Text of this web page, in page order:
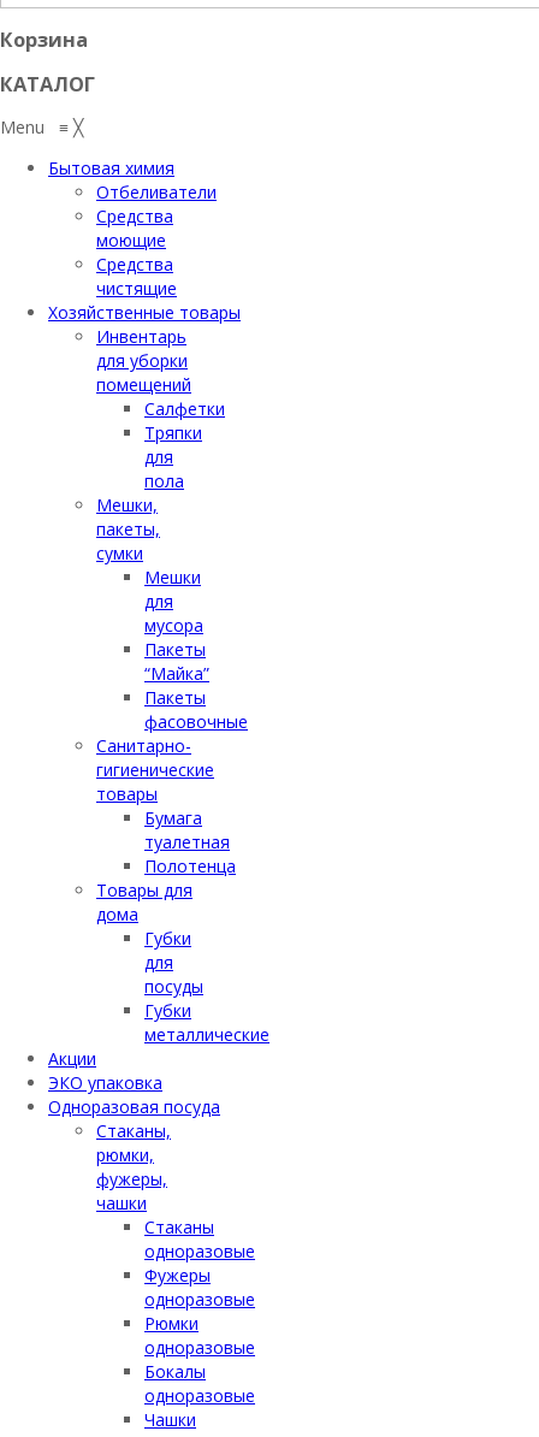
Корзина
КАТАЛОГ
Menu ≡ ╳
Бытовая химия
Отбеливатели
Средства
моющие
Средства
чистящие
Хозяйственные товары
Инвентарь
для уборки
помещений
Салфетки
Тряпки
для
пола
Мешки,
пакеты,
сумки
Мешки
для
мусора
Пакеты
“Майка”
Пакеты
фасовочные
Санитарно-
гигиенические
товары
Бумага
туалетная
Полотенца
Товары для
дома
Губки
для
посуды
Губки
металлические
Акции
ЭКО упаковка
Одноразовая посуда
Стаканы,
рюмки,
фужеры,
чашки
Стаканы
одноразовые
Фужеры
одноразовые
Рюмки
одноразовые
Бокалы
одноразовые
Чашки